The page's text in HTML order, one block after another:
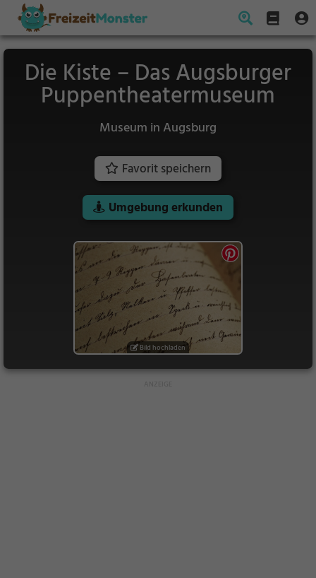
Die Kiste – Das Augsburger
Puppentheatermuseum
Museum in Augsburg
Favorit speichern
Umgebung erkunden
Bild hochladen